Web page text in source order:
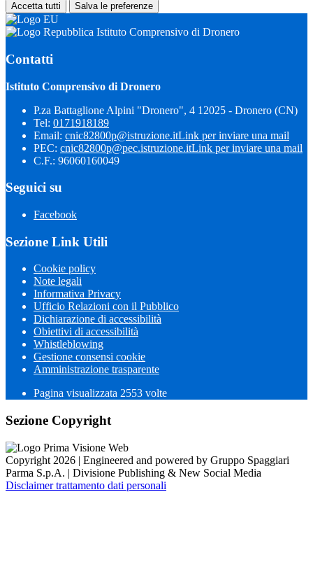
Accetta tutti Salva le preferenze
Istituto Comprensivo di Dronero
Contatti
Istituto Comprensivo di Dronero
P.za Battaglione Alpini "Dronero", 4 12025 - Dronero (CN)
Tel: 0171918189
Email: cnic82800p@istruzione.itLink per inviare una mail
PEC: cnic82800p@pec.istruzione.itLink per inviare una mail
C.F.: 96060160049
Seguici su
Facebook
Sezione Link Utili
Cookie policy
Note legali
Informativa Privacy
Ufficio Relazioni con il Pubblico
Dichiarazione di accessibilità
Obiettivi di accessibilità
Whistleblowing
Gestione consensi cookie
Amministrazione trasparente
Pagina visualizzata 2553 volte
Sezione Copyright
Copyright 2026 | Engineered and powered by Gruppo Spaggiari
Parma S.p.A. | Divisione Publishing & New Social Media
Disclaimer trattamento dati personali